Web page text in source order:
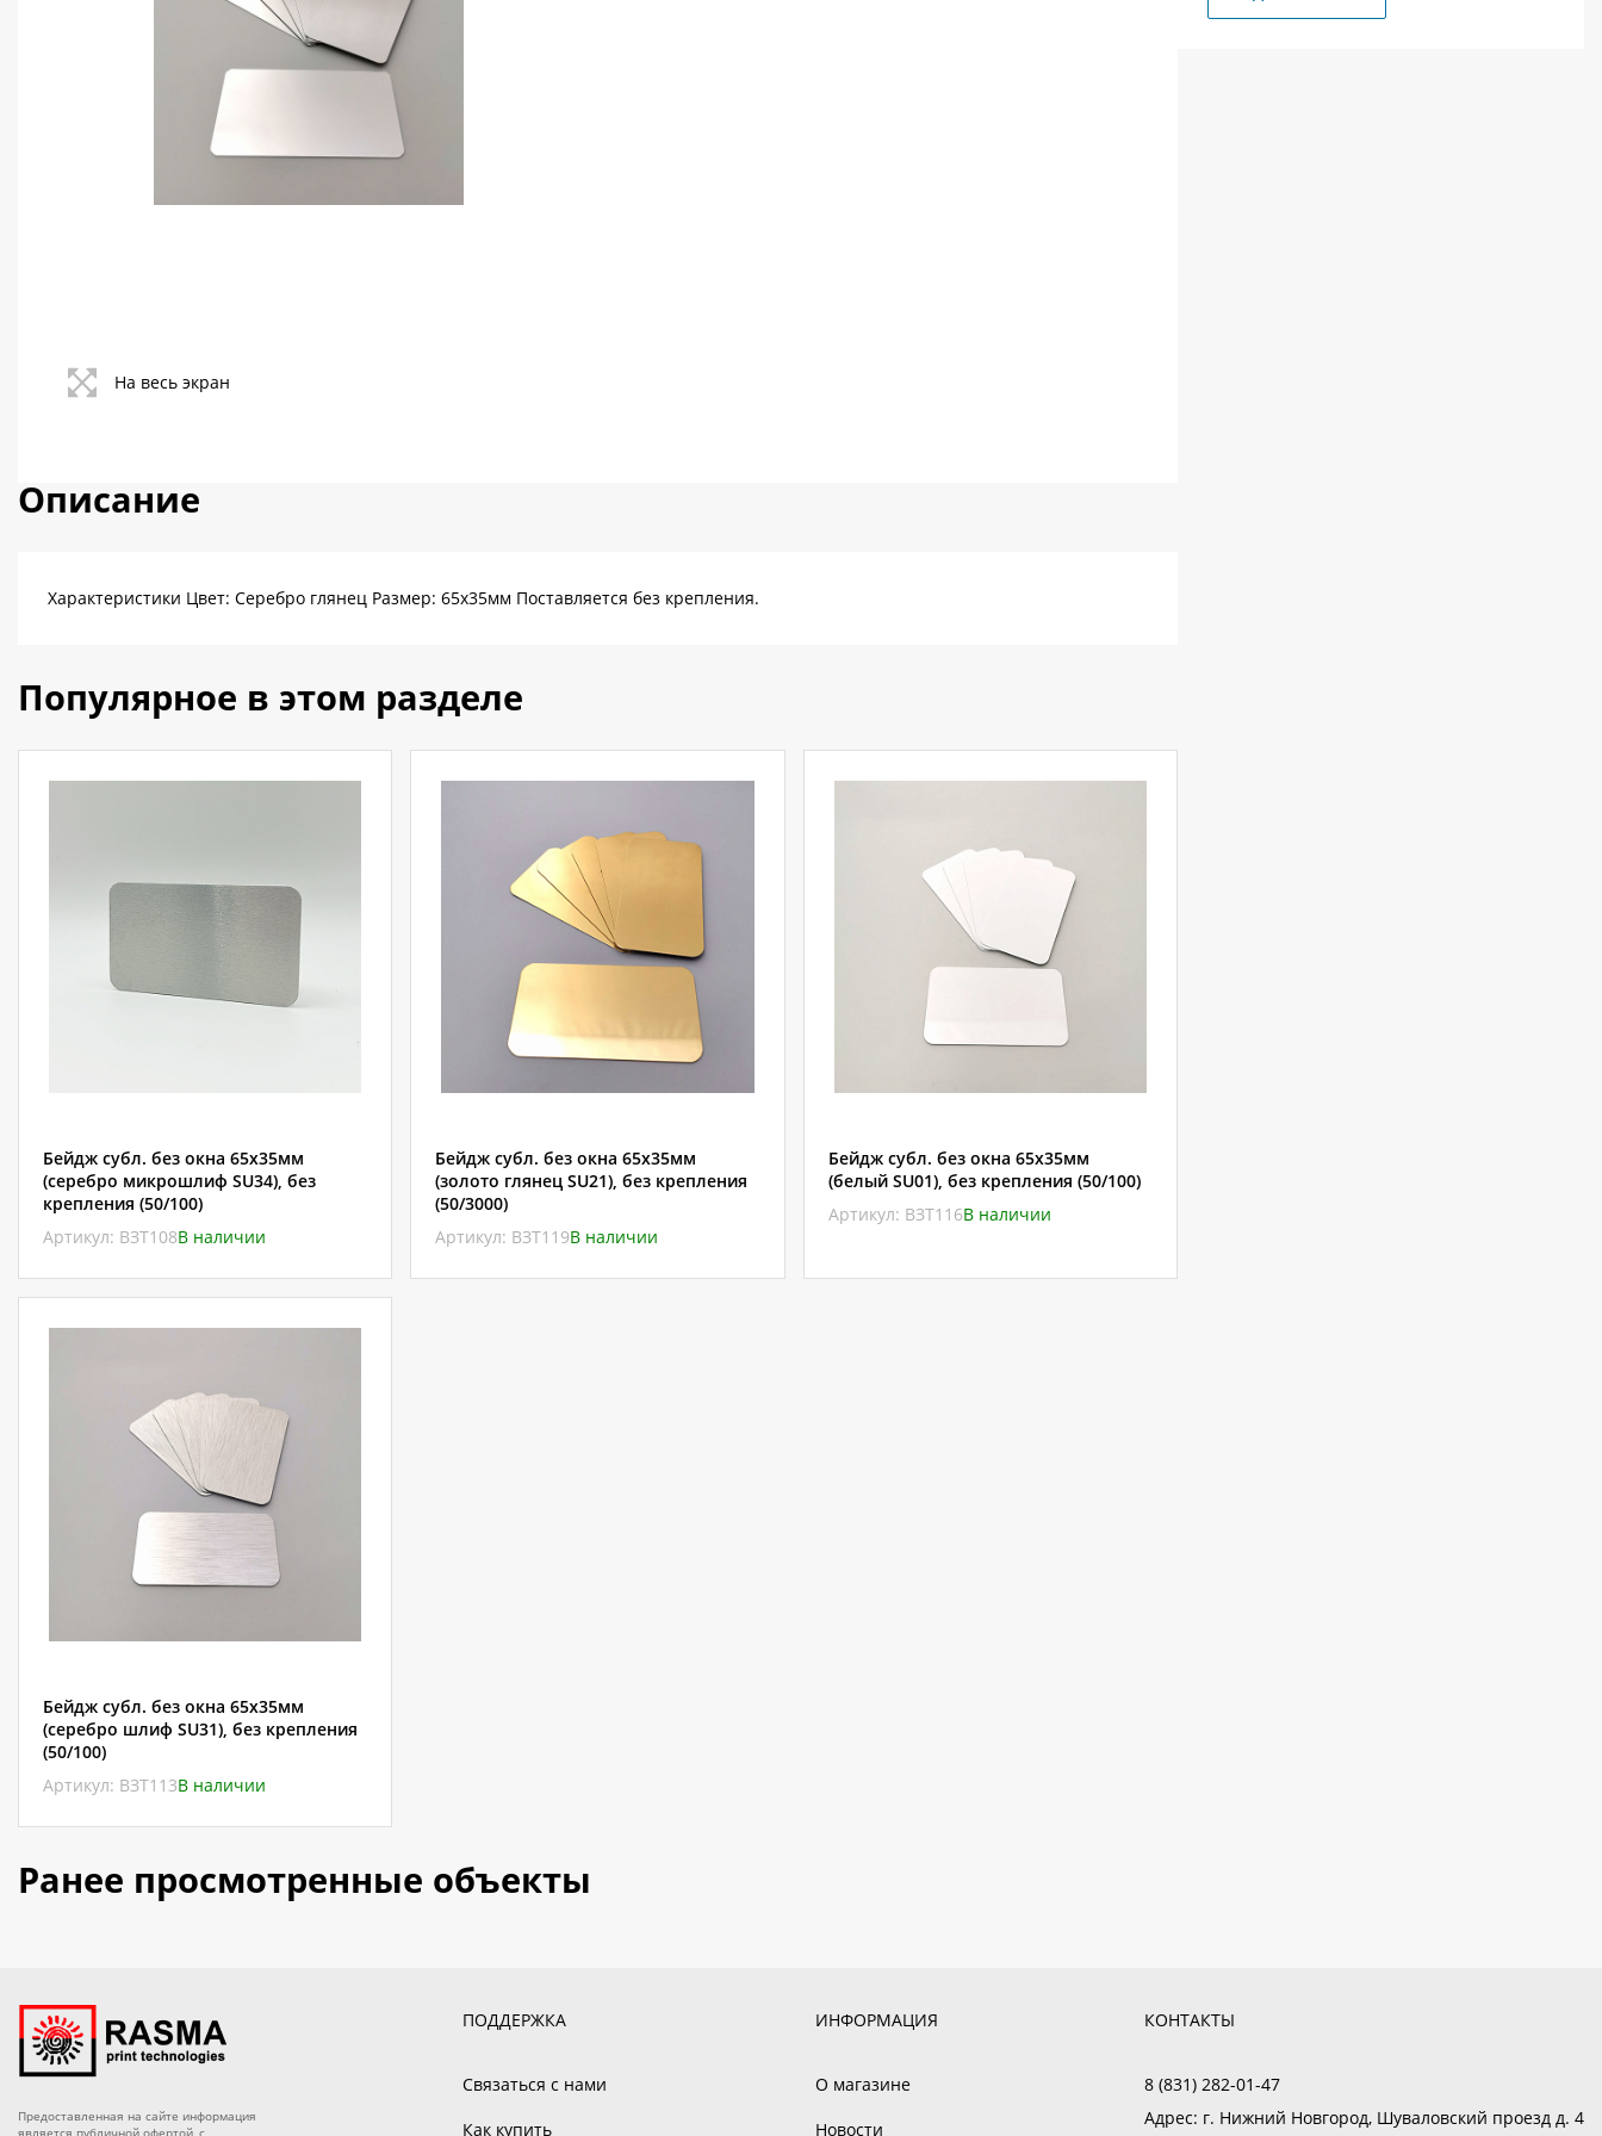
Политика конфиденциальности
На весь экран
Описание
Характеристики Цвет: Серебро глянец Размер: 65х35мм Поставляется без крепления.
Популярное в этом разделе
Бейдж субл. без окна 65х35мм
(серебро микрошлиф SU34), без
крепления (50/100)
Артикул: ВЗТ108В наличии
Бейдж субл. без окна 65х35мм
(золото глянец SU21), без крепления
(50/3000)
Артикул: ВЗТ119В наличии
Бейдж субл. без окна 65х35мм
(белый SU01), без крепления (50/100)
Артикул: ВЗТ116В наличии
Бейдж субл. без окна 65х35мм
(серебро шлиф SU31), без крепления
(50/100)
Артикул: ВЗТ113В наличии
Ранее просмотренные объекты
Предоставленная на сайте информация
является публичной офертой, с
ПОДДЕРЖКА
Связаться с нами
Как купить
ИНФОРМАЦИЯ
О магазине
Новости
КОНТАКТЫ
8 (831) 282-01-47
Адрес: г. Нижний Новгород, Шуваловский проезд д. 4